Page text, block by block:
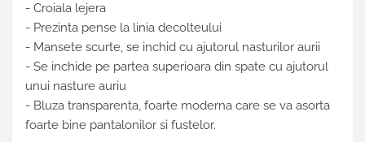
- Croiala lejera
- Prezinta pense la linia decolteului
- Mansete scurte, se inchid cu ajutorul nasturilor aurii
- Se inchide pe partea superioara din spate cu ajutorul
unui nasture auriu
- Bluza transparenta, foarte moderna care se va asorta
foarte bine pantalonilor si fustelor.